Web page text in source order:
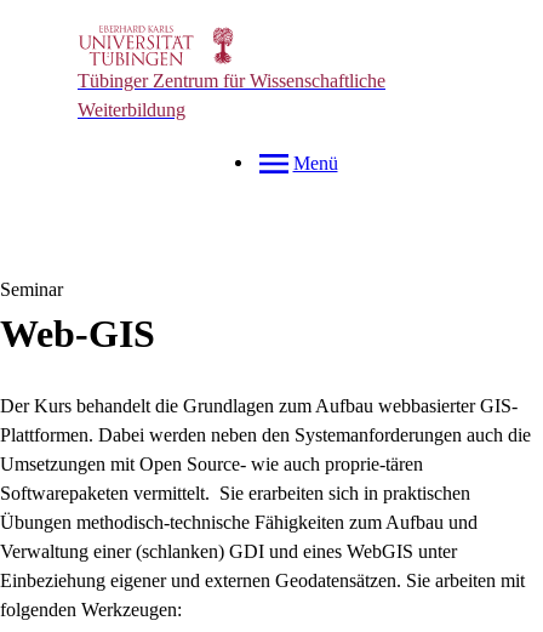
Tübinger Zentrum für Wissenschaftliche
Weiterbildung
Menü
Seminar
Web-GIS
Der Kurs behandelt die Grundlagen zum Aufbau webbasierter GIS-
Plattformen. Dabei werden neben den Systemanforderungen auch die
Umsetzungen mit Open Source- wie auch proprie-tären
Softwarepaketen vermittelt. Sie erarbeiten sich in praktischen
Übungen methodisch-technische Fähigkeiten zum Aufbau und
Verwaltung einer (schlanken) GDI und eines WebGIS unter
Einbeziehung eigener und externen Geodatensätzen. Sie arbeiten mit
folgenden Werkzeugen: